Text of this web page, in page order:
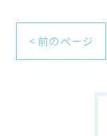
< 前のページ